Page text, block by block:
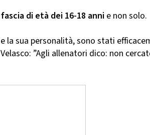
di età dei 16-18 anni e non solo.
la sua personalità, sono stati
”Agli allenatori dico: non